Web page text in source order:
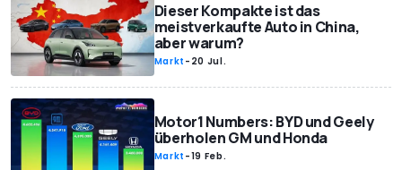
Dieser Kompakte ist das
meistverkaufte Auto in China,
aber warum?
Markt - 20 Jul.
Motor1 Numbers: BYD und Geely
überholen GM und Honda
Markt -19 Feb.